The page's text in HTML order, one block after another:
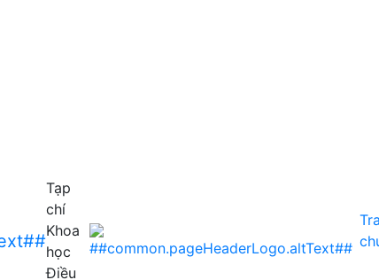
luận văn thạc sỹ tại Trường Đại học Điều dưỡng Nam
Tạp
chí
Khoa
học
Điều